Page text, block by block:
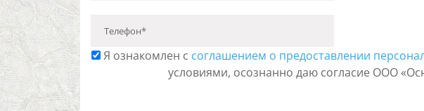
Телефон*
Я ознакомлен с соглашением о предоставлении
условиями, осознанно даю согласие ООО